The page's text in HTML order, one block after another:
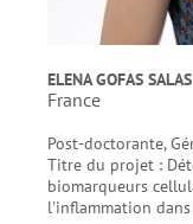
ELENA GOFAS SALAS
France
Post-doctorante,
Titre du projet :
biomarqueurs
l'inflammation